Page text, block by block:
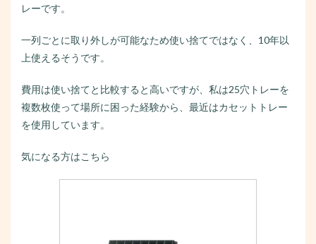
レーです。
一列ごとに取り外しが可能なため使い捨てではなく、10年以
上使えるそうです。
費用は使い捨てと比較すると高いですが、私は25穴トレーを
複数枚使って場所に困った経験から、最近はカセットトレー
を使用しています。
気になる方はこちら